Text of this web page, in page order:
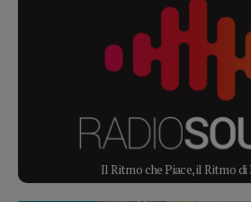
Il Ritmo che Piace, il Ritmo di